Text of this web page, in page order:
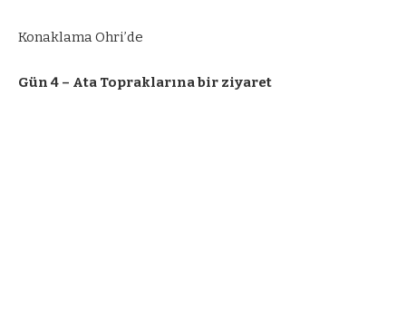
Konaklama Ohri’de
Gün 4 – Ata Topraklarına bir ziyaret